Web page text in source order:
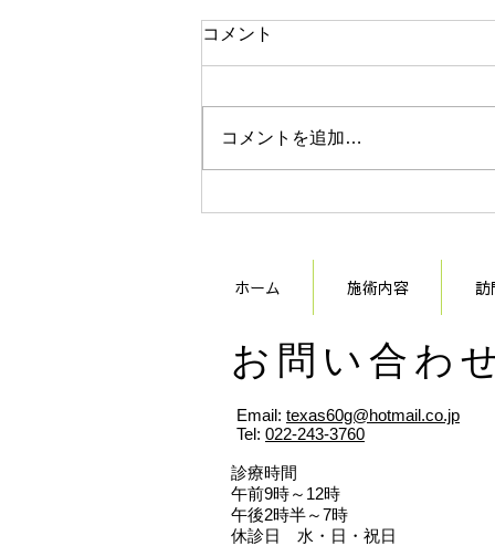
お知らせ
8月11日(火)～14(金) お休みいた
お願いいたします。
コメント
コメントを追加…
ホーム 施術内容 訪
お問い合わ
Email: texas60g@hotmail.co.jp
Tel: 022-243-3760
​診療時間
午前9時～12時
午後2時半～7時
​休診日 水・日・祝日